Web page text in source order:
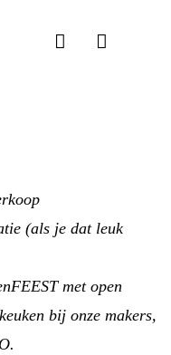
(als je dat leuk
met open
bij onze makers,